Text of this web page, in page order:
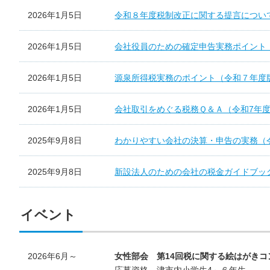
2026年1月5日 令和８年度税制改正に関する提言につい
2026年1月5日 会社役員のための確定申告実務ポイント
2026年1月5日 源泉所得税実務のポイント（令和７年度
2026年1月5日 会社取引をめぐる税務Ｑ＆Ａ（令和7年
2025年9月8日 わかりやすい会社の決算・申告の実務（
2025年9月8日 新設法人のための会社の税金ガイドブッ
イベント
2026年6月～
女性部会 第14回税に関する絵はがきコ